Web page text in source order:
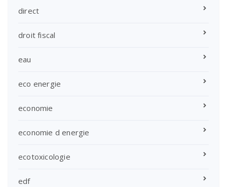
direct
droit fiscal
eau
eco energie
economie
economie d energie
ecotoxicologie
edf